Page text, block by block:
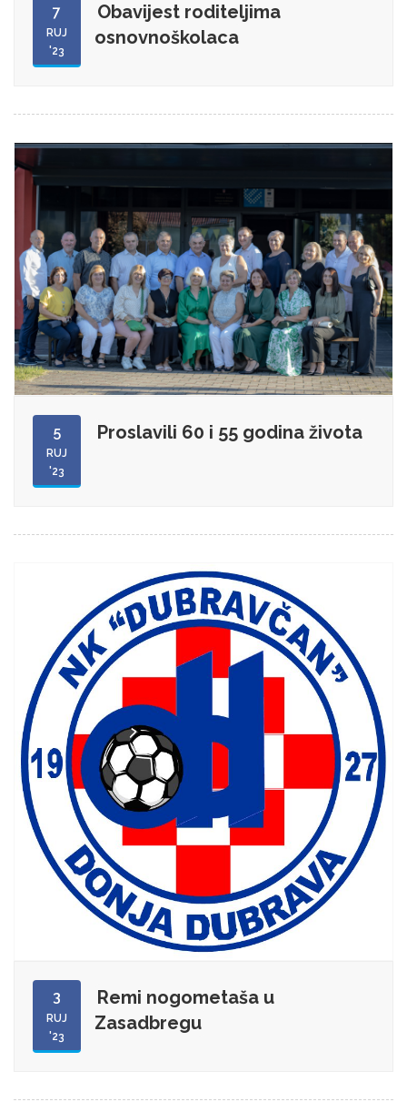
7
RUJ
'23
Obavijest roditeljima
osnovnoškolaca
5
RUJ
'23
Proslavili 60 i 55 godina života
3
RUJ
'23
Remi nogometaša u
Zasadbregu